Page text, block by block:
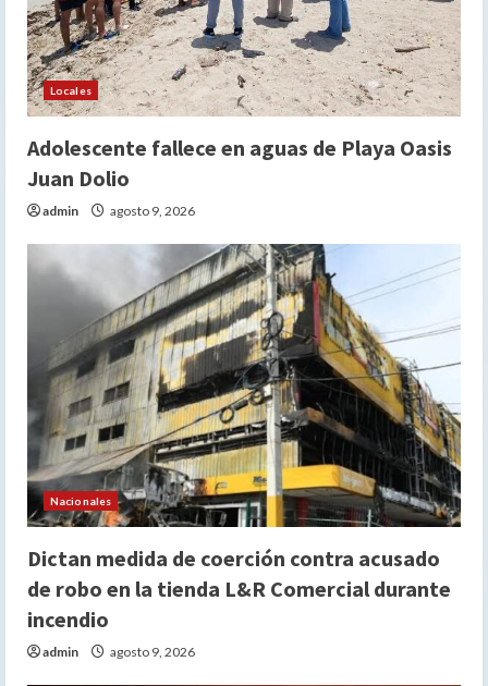
Locales
Adolescente fallece en aguas de Playa Oasis
Juan Dolio
admin agosto 9, 2026
Nacionales
Dictan medida de coerción contra acusado
de robo en la tienda L&R Comercial durante
incendio
admin agosto 9, 2026